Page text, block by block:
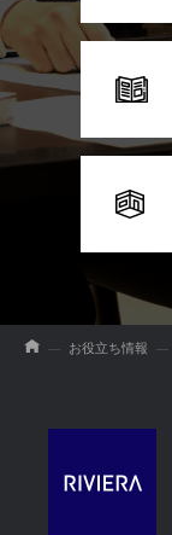
お役立ち情報